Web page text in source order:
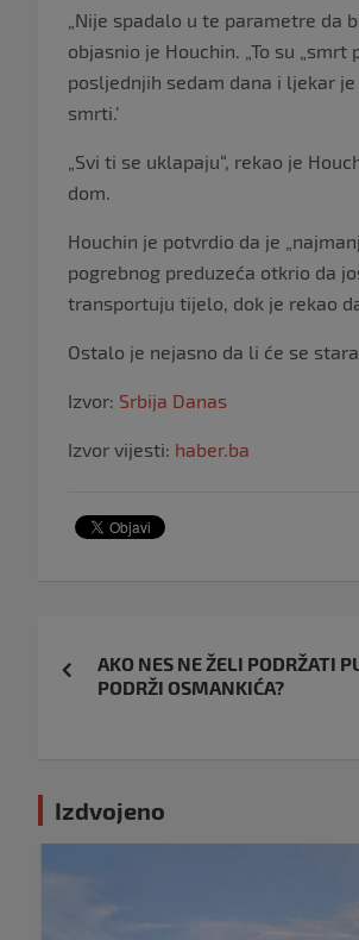
„Nije spadalo u te parametre da
objasnio je Houchin. „To su
posljednjih sedam dana i ljekar
smrti.’
„Svi ti se uklapaju“, rekao je
dom.
Houchin je potvrdio da je
pogrebnog preduzeća otkrio da
transportuju tijelo, dok je rekao
Ostalo je nejasno da li će se
Izvor: Srbija Danas
Izvor vijesti: haber.ba
objava
AKO NES NE ŽELI PODRŽATI
PODRŽI OSMANKIĆA?
Izdvojeno